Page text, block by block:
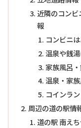
近隣のコン
報
コンビニ
温泉や銭
家族風呂
温泉・家
コインラ
周辺の道の駅情
道の駅 南え